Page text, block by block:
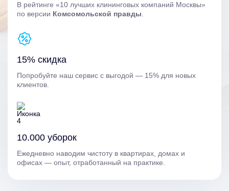
В рейтинге «10 лучших клининговых компаний Москвы»
по версии Комсомольской правды
15% скидка
Попробуйте наш сервис с выгодой — 15% для новых
клиентов.
10.000 уборок
Ежедневно наводим чистоту в квартирах, домах и
офисах — опыт, отработанный на практике.